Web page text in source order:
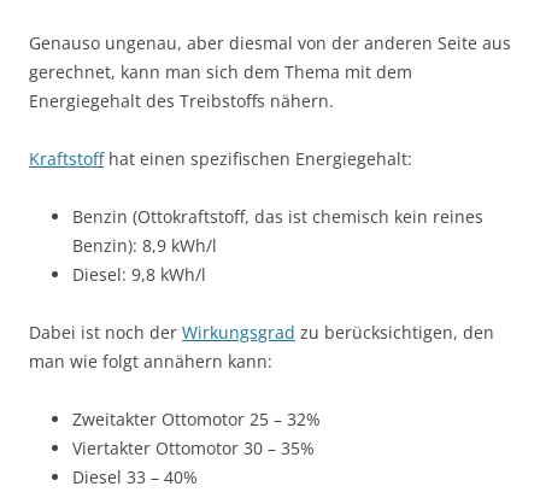
Genauso ungenau, aber diesmal von der anderen Seite aus
gerechnet, kann man sich dem Thema mit dem
Energiegehalt des Treibstoffs nähern.
Kraftstoffhat einen spezifischen Energiegehalt:
Benzin (Ottokraftstoff, das ist chemisch kein reines
Benzin): 8,9 kWh/l
Diesel: 9,8 kWh/l
Dabei ist noch der Wirkungsgrad zu berücksichtigen, den
man wie folgt annähern kann:
Zweitakter Ottomotor 25 – 32%
Viertakter Ottomotor 30 – 35%
Diesel 33 – 40%